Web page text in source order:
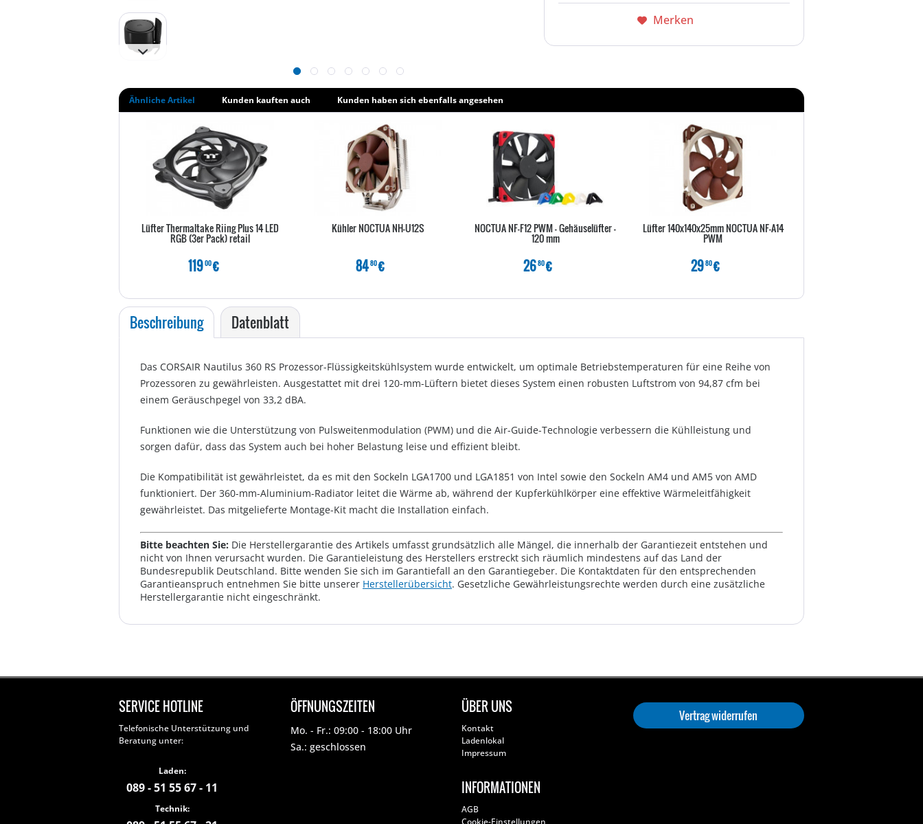
Merken
Ähnliche Artikel Kunden kauften auch Kunden haben sich ebenfalls angesehen
Lüfter Thermaltake Riing Plus 14 LED
RGB (3er Pack) retail
11900€
Kühler NOCTUA NH-U12S
8480€
NOCTUA NF-F12 PWM - Gehäuselüfter -
120 mm
2680€
Lüfter 140x140x25mm NOCTUA NF-A14
PWM
2980€
Beschreibung Datenblatt
Das CORSAIR Nautilus 360 RS Prozessor-Flüssigkeitskühlsystem wurde entwickelt, um optimale Betriebstemperaturen für eine Reihe von
Prozessoren zu gewährleisten. Ausgestattet mit drei 120-mm-Lüftern bietet dieses System einen robusten Luftstrom von 94,87 cfm bei
einem Geräuschpegel von 33,2 dBA.
Funktionen wie die Unterstützung von Pulsweitenmodulation (PWM) und die Air-Guide-Technologie verbessern die Kühlleistung und
sorgen dafür, dass das System auch bei hoher Belastung leise und effizient bleibt.
Die Kompatibilität ist gewährleistet, da es mit den Sockeln LGA1700 und LGA1851 von Intel sowie den Sockeln AM4 und AM5 von AMD
funktioniert. Der 360-mm-Aluminium-Radiator leitet die Wärme ab, während der Kupferkühlkörper eine effektive Wärmeleitfähigkeit
gewährleistet. Das mitgelieferte Montage-Kit macht die Installation einfach.
Bitte beachten Sie: Die Herstellergarantie des Artikels umfasst grundsätzlich alle Mängel, die innerhalb der Garantiezeit entstehen und
nicht von Ihnen verursacht wurden. Die Garantieleistung des Herstellers erstreckt sich räumlich mindestens auf das Land der
Bundesrepublik Deutschland. Bitte wenden Sie sich im Garantiefall an den Garantiegeber. Die Kontaktdaten für den entsprechenden
Garantieanspruch entnehmen Sie bitte unserer Herstellerübersicht. Gesetzliche Gewährleistungsrechte werden durch eine zusätzliche
Herstellergarantie nicht eingeschränkt.
SERVICE HOTLINE
Telefonische Unterstützung und
Beratung unter:
Laden:
089 - 51 55 67 - 11
Technik:
ÖFFNUNGSZEITEN
Mo. - Fr.: 09:00 - 18:00 Uhr
Sa.: geschlossen
ÜBER UNS
Kontakt
Ladenlokal
Impressum
INFORMATIONEN
AGB
Cookie-Einstellungen
Vertrag widerrufen